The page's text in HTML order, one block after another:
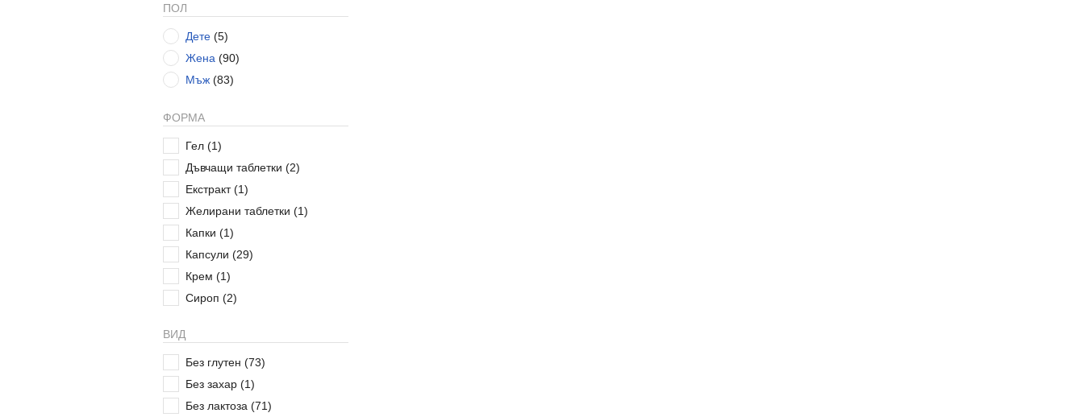
Дихателна система (4)
Ендокринна система
Енергийни стимуланти
Зрение (9)
Имунна система (28)
Кожа (16)
Коса (10)
Косопад (2)
Кости (8)
Кръвоносна система
Лице (2)
Менопауза
Мускулни спазми
Нервно напрежение и стрес
(5)
Нокти
Омега мастни киселини
ПОЛ
Дете (5)
Жена (90)
Мъж (83)
ФОРМА
Гел (1)
Дъвчащи таблетки (2)
Екстракт (1)
Желирани таблетки (1)
Капки (1)
Капсули (29)
Крем (1)
Сироп (2)
Спрей (1)
Таблетки (45)
Течна (8)
Чай (1)
ВИД
Без глутен (73)
Без захар (1)
Без лактоза (71)